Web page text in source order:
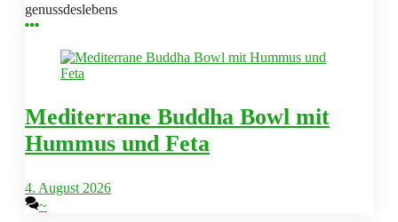
genussdeslebens
Mediterrane Buddha Bowl mit
Hummus und Feta
4. August 2026
~